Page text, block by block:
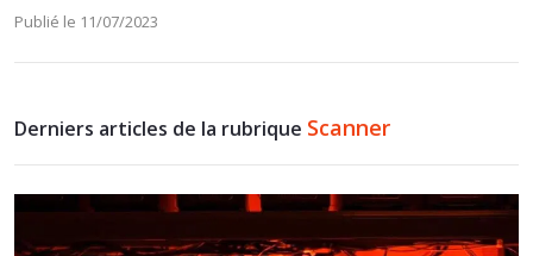
Publié le 11/07/2023
Derniers articles de la rubrique Scanner